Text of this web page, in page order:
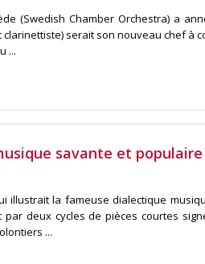
(Swedish Chamber Orchestra) a
serait son nouveau chef à
...
savante et populaire
illustrait la fameuse dialectique
par deux cycles de pièces courtes
...